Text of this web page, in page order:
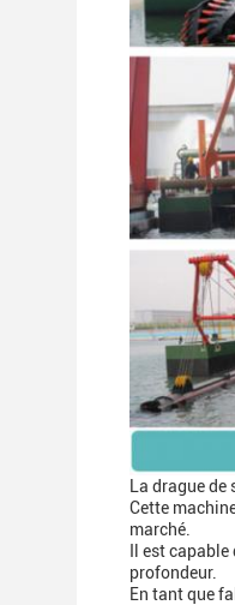
La drague
Cette
marché.
Il est
profondeur.
En tant que